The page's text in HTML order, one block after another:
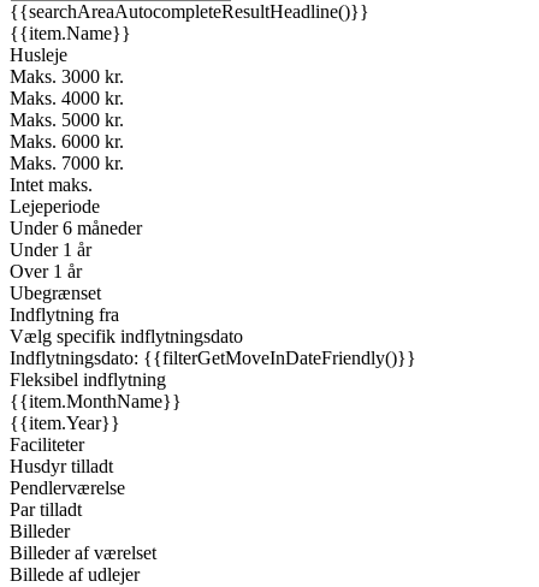
{{searchAreaAutocompleteResultHeadline()}}
{{item.Name}}
Husleje
Maks. 3000 kr.
Maks. 4000 kr.
Maks. 5000 kr.
Maks. 6000 kr.
Maks. 7000 kr.
Intet maks.
Lejeperiode
Under 6 måneder
Under 1 år
Over 1 år
Ubegrænset
Indflytning fra
Vælg specifik indflytningsdato
Indflytningsdato: {{filterGetMoveInDateFriendly()}}
Fleksibel indflytning
{{item.MonthName}}
{{item.Year}}
Faciliteter
Husdyr tilladt
Pendlerværelse
Par tilladt
Billeder
Billeder af værelset
Billede af udlejer